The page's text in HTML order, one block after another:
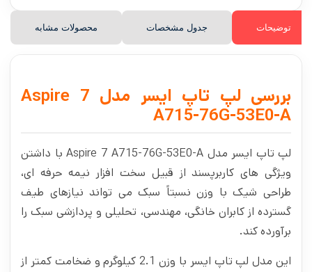
توضیحات جدول مشخصات محصولات مشابه
بررسی لپ تاپ ایسر مدل Aspire 7
A715-76G-53E0-A
لپ تاپ ایسر مدل Aspire 7 A715-76G-53E0-A با داشتن
ویژگی های کاربرپسند از قبیل سخت افزار نیمه حرفه ای،
طراحی شیک با وزن نسبتاً سبک می تواند نیازهای طیف
گسترده از کابران خانگی، مهندسی، تحلیلی و پردازشی سبک را
برآورده کند.
این مدل لپ تاپ ایسر با وزن 2.1 کیلوگرم و ضخامت کمتر از